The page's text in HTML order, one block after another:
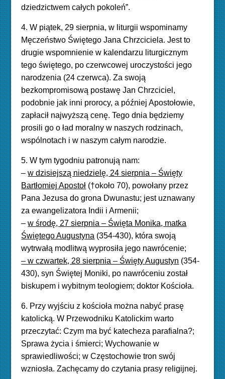
dziedzictwem całych pokoleń”.
4. W piątek, 29 sierpnia, w liturgii wspominamy
Męczeństwo Świętego Jana Chrzciciela. Jest to
drugie wspomnienie w kalendarzu liturgicznym
tego świętego, po czerwcowej uroczystości jego
narodzenia (24 czerwca). Za swoją
bezkompromisową postawę Jan Chrzciciel,
podobnie jak inni prorocy, a później Apostołowie,
zapłacił najwyższą cenę. Tego dnia będziemy
prosili go o ład moralny w naszych rodzinach,
wspólnotach i w naszym całym narodzie.
5. W tym tygodniu patronują nam:
–w dzisiejszą niedzielę, 24 sierpnia – Święty
Bartłomiej Apostoł (†około 70), powołany przez
Pana Jezusa do grona Dwunastu; jest uznawany
za ewangelizatora Indii i Armenii;
–w środę, 27 sierpnia – Święta Monika, matka
Świętego Augustyna (354-430), która swoją
wytrwałą modlitwą wyprosiła jego nawrócenie;
– w czwartek, 28 sierpnia – Święty Augustyn (354-
430), syn Świętej Moniki, po nawróceniu został
biskupem i wybitnym teologiem; doktor Kościoła.
6. Przy wyjściu z kościoła można nabyć prasę
katolicką. W Przewodniku Katolickim warto
przeczytać: Czym ma być katecheza parafialna?;
Sprawa życia i śmierci; Wychowanie w
sprawiedliwości; w Częstochowie tron swój
wzniosła. Zachęcamy do czytania prasy religijnej.